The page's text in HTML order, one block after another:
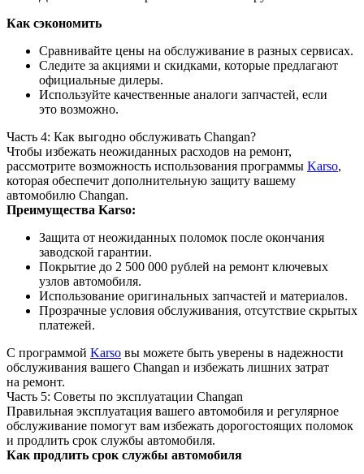
Как сэкономить
Сравнивайте цены на обслуживание в разных сервисах.
Следите за акциями и скидками, которые предлагают
официальные дилеры.
Используйте качественные аналоги запчастей, если
это возможно.
Часть 4: Как выгодно обслуживать Changan?
Чтобы избежать неожиданных расходов на ремонт,
рассмотрите возможность использования программы Karso,
которая обеспечит дополнительную защиту вашему
автомобилю Changan.
Преимущества Karso:
Защита от неожиданных поломок после окончания
заводской гарантии.
Покрытие до 2 500 000 рублей на ремонт ключевых
узлов автомобиля.
Использование оригинальных запчастей и материалов.
Прозрачные условия обслуживания, отсутствие скрытых
платежей.
С программой Karso вы можете быть уверены в надежности
обслуживания вашего Changan и избежать лишних затрат
на ремонт.
Часть 5: Советы по эксплуатации Changan
Правильная эксплуатация вашего автомобиля и регулярное
обслуживание помогут вам избежать дорогостоящих поломок
и продлить срок службы автомобиля.
Как продлить срок службы автомобиля